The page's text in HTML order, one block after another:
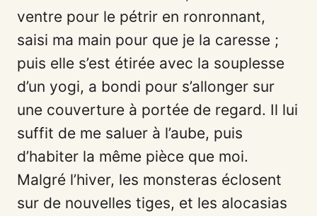
ventre pour le pétrir en ronronnant,
saisi ma main pour que je la caresse ;
puis elle s’est étirée avec la souplesse
d’un yogi, a bondi pour s’allonger sur
une couverture à portée de regard. Il lui
suffit de me saluer à l’aube, puis
d’habiter la même pièce que moi.
Malgré l’hiver, les monsteras éclosent
sur de nouvelles tiges, et les alocasias